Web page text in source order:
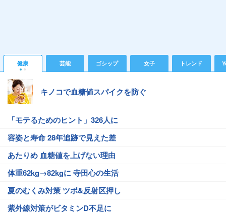
健康 芸能 ゴシップ 女子 トレンド
キノコで血糖値スパイクを防ぐ
「モテるためのヒント」326人に
容姿と寿命 28年追跡で見えた差
あたりめ 血糖値を上げない理由
体重62kg→82kgに 寺田心の生活
夏のむくみ対策 ツボ&反射区押し
紫外線対策がビタミンD不足に